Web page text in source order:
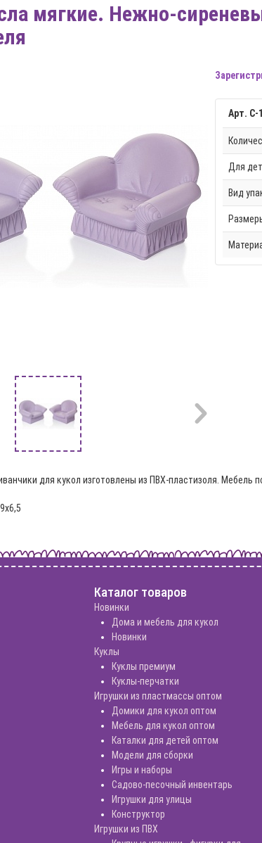
мягкие. Нежно-
Арт. С-
Для
Вид
для кукол изготовлены из ПВХ-пластизоля. Мебель
Каталог товаров
Новинки
Дома и мебель для кукол
Новинки
Куклы
Куклы премиум
Куклы-перчатки
Игрушки из пластмассы оптом
Домики для кукол оптом
Мебель для кукол оптом
Каталки для детей оптом
Модели для сборки
Игры и наборы
Садово-песочный инвентарь
Игрушки для улицы
Конструктор
Игрушки из ПВХ